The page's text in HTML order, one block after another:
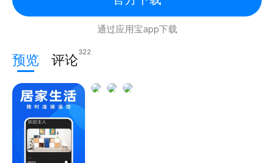
通过应用宝app下载
预览 评论322